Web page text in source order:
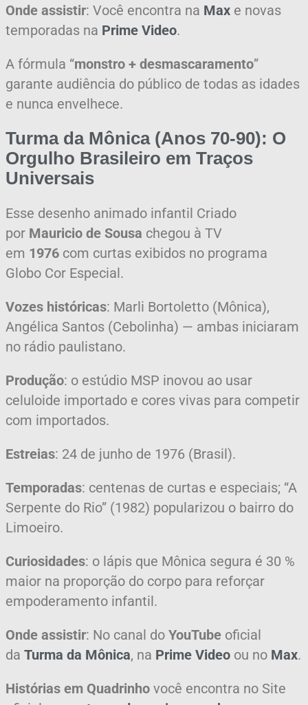
Onde assistir: Você encontra na Max e novas
temporadas na Prime Video.
A fórmula “monstro + desmascaramento”
garante audiência do público de todas as idades
e nunca envelhece.
Turma da Mônica (Anos 70-90): O
Orgulho Brasileiro em Traços
Universais
Esse desenho animado infantil Criado
por Mauricio de Sousa chegou à TV
em 1976 com curtas exibidos no programa
Globo Cor Especial.
Vozes históricas: Marli Bortoletto (Mônica),
Angélica Santos (Cebolinha) — ambas iniciaram
no rádio paulistano.
Produção: o estúdio MSP inovou ao usar
celuloide importado e cores vivas para competir
com importados.
Estreias: 24 de junho de 1976 (Brasil).
Temporadas: centenas de curtas e especiais; “A
Serpente do Rio” (1982) popularizou o bairro do
Limoeiro.
Curiosidades: o lápis que Mônica segura é 30 %
maior na proporção do corpo para reforçar
empoderamento infantil.
Onde assistir: No canal do YouTube oficial
da Turma da Mônica, na Prime Video ou no Max.
Histórias em Quadrinho você encontra no Site